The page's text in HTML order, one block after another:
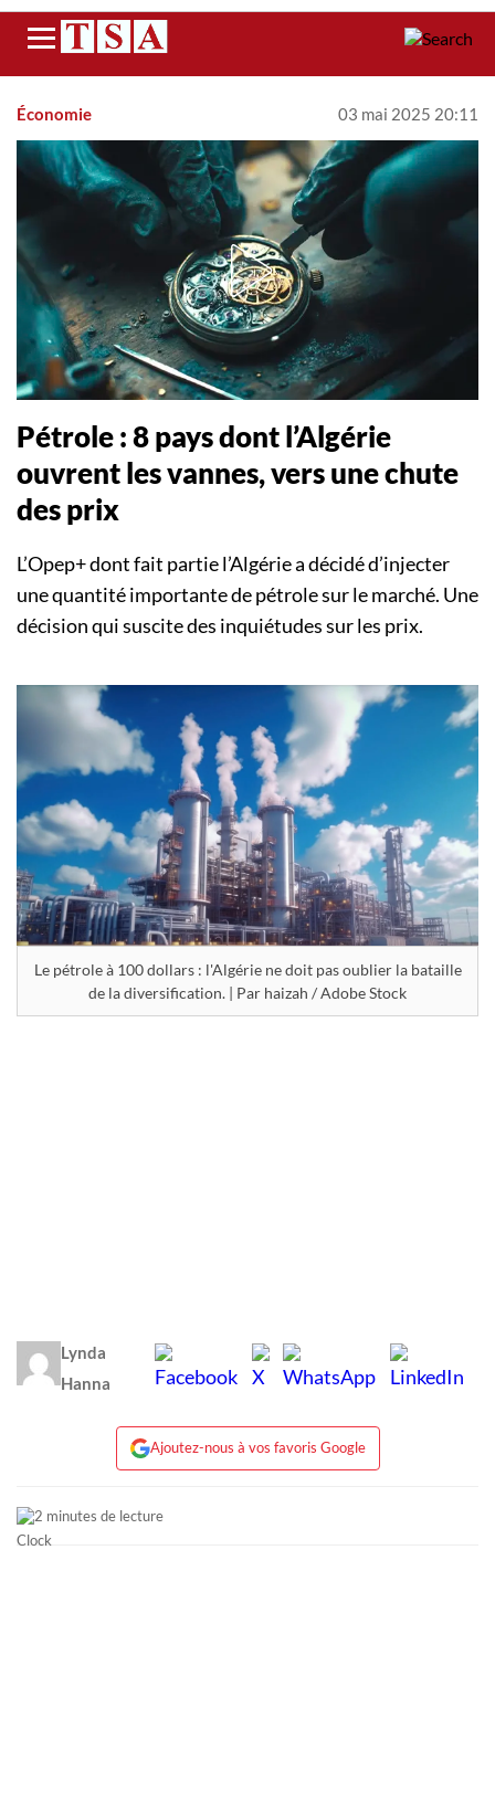
Menu
Économie 03 mai 2025 20:11
Pétrole : 8 pays dont l’Algérie
ouvrent les vannes, vers une chute
des prix
L’Opep+ dont fait partie l’Algérie a décidé d’injecter
une quantité importante de pétrole sur le marché. Une
décision qui suscite des inquiétudes sur les prix.
Le pétrole à 100 dollars : l'Algérie ne doit pas oublier la bataille
de la diversification. | Par haizah / Adobe Stock
Lynda
Hanna
Ajoutez-nous à vos favoris Google
2 minutes de lecture